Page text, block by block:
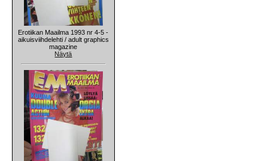
Erotiikan Maailma 1993 nr 4-5 -
aikuisviihdelehti / adult graphics
magazine
Näytä